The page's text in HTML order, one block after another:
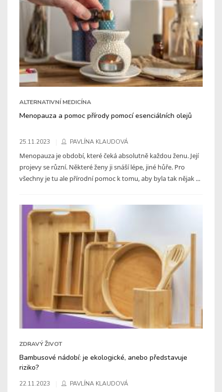
ALTERNATIVNÍ MEDICÍNA
Menopauza a pomoc přírody pomocí esenciálních olejů
25.11.2023 PAVLÍNA KLAUDOVÁ
Menopauza je období, které čeká absolutně každou ženu. Její
projevy se různí. Některé ženy ji snáší lépe, jiné hůře. Pro
všechny je tu ale přírodní pomoc k tomu, aby byla tak nějak ...
ZDRAVÝ ŽIVOT
Bambusové nádobí: je ekologické, anebo představuje
riziko?
22.11.2023 PAVLÍNA KLAUDOVÁ